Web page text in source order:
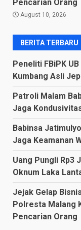
Pencarian Orang
August 10, 2026
BERITA TERBARU
Peneliti FBiPK
Kumbang Asli
Patroli Malam
Jaga
Babinsa
Jaga Keamanan
Uang Pungli Rp3
Oknum Laka
Jejak Gelap
Polresta Malang
Pencarian Orang